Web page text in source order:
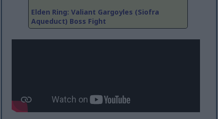
Elden Ring: Valiant Gargoyles (Siofra
Aqueduct) Boss Fight